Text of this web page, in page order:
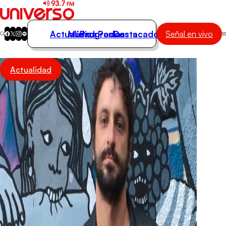
Actualidad
Música
Programas
Podcasts
Destacados
Actualidad
Música
Programas
Podcasts
Destacados Señal en vivo
Actualidad